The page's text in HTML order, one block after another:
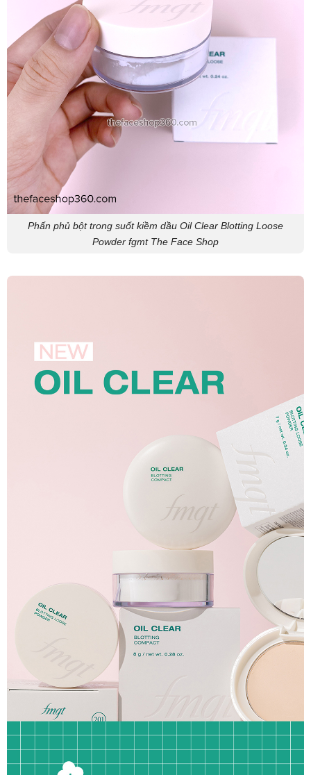
Phấn phủ bột trong suốt kiềm dầu Oil Clear Blotting Loose
Powder fgmt The Face Shop